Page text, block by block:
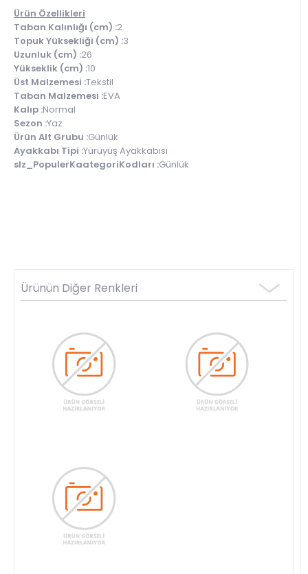
Ürün Özellikleri
Taban Kalınlığı (cm) :2
Topuk Yüksekliği (cm) :3
Uzunluk (cm) :26
Yükseklik (cm) :10
Üst Malzemesi :Tekstil
Taban Malzemesi :EVA
Kalıp :Normal
Sezon :Yaz
Ürün Alt Grubu :Günlük
Ayakkabı Tipi :Yürüyüş Ayakkabısı
slz_PopulerKaategoriKodları :Günlük
Ürünün Diğer Renkleri